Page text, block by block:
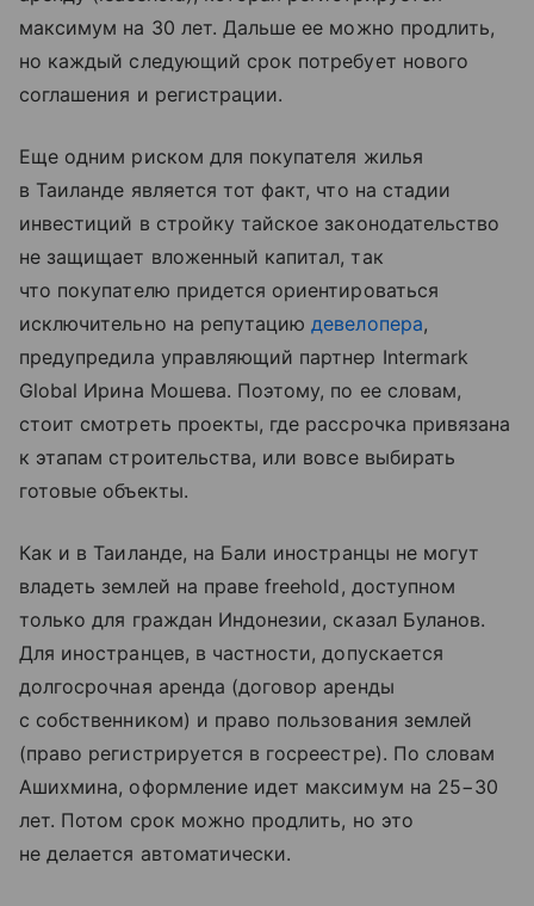
максимум на 30 лет. Дальше ее можно продлить,
но каждый следующий срок потребует нового
соглашения и регистрации.
Еще одним риском для покупателя жилья
в Таиланде является тот факт, что на стадии
инвестиций в стройку тайское законодательство
не защищает вложенный капитал, так
что покупателю придется ориентироваться
исключительно на репутациюдевелопера,
предупредила управляющий партнер Intermark
Global Ирина Мошева. Поэтому, по ее словам,
стоит смотреть проекты, где рассрочка привязана
к этапам строительства, или вовсе выбирать
готовые объекты.
Как и в Таиланде, на Бали иностранцы не могут
владеть землей на праве freehold, доступном
только для граждан Индонезии, сказал Буланов.
Для иностранцев, в частности, допускается
долгосрочная аренда (договор аренды
с собственником) и право пользования землей
(право регистрируется в госреестре). По словам
Ашихмина, оформление идет максимум на 25−30
лет. Потом срок можно продлить, но это
не делается автоматически.